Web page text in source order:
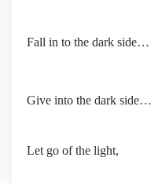
Fall in to the dark side…
Give into the dark side…
Let go of the light,